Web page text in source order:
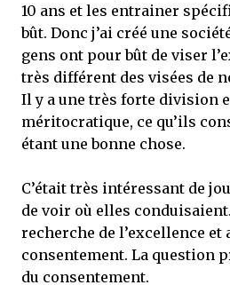
10 ans et les entrainer
bût. Donc j’ai créé une
gens ont pour bût de viser
très différent des visées de
Il y a une très forte division
méritocratique, ce qu’ils
étant une bonne chose.
C’était très intéressant de
de voir où elles
recherche de l’excellence et
consentement. La question
du consentement.